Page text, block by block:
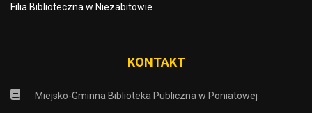
Filia Biblioteczna w Niezabitowie
KONTAKT
Miejsko-Gminna Biblioteka Publiczna w Poniatowej